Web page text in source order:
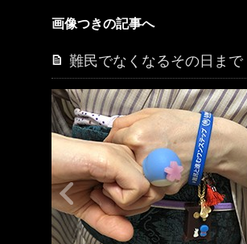
画像つきの記事へ
難民でなくなるその日まで